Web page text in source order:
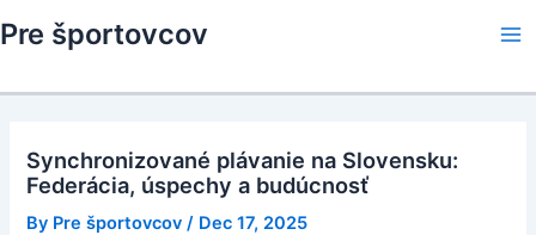
to
Pre športovcov
Synchronizované plávanie na Slovensku:
Federácia, úspechy a budúcnosť
By Pre športovcov / Dec 17, 2025